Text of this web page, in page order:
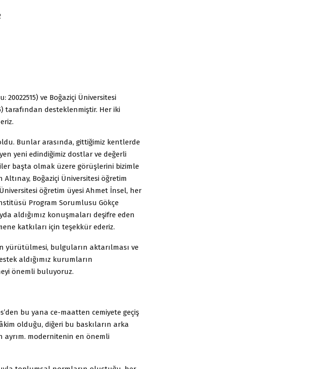
20022515) ve Boğaziçi Üniversitesi
tarafından desteklenmiştir. Her iki
Bunlar arasında, gittiğimiz kentlerde
yeni edindiğimiz dostlar ve değerli
başta olmak üzere görüşlerini bizimle
Boğaziçi Üniversitesi öğretim
öğretim üyesi Ahmet İnsel, her
Program Sorumlusu Gökçe
aldığımız konuşmaları deşifre eden
katkıları için teşekkür ederiz.
yürütülmesi, bulguların aktarılması ve
aldığımız kurumların
önemli buluyoruz.
bu yana ce-maatten cemiyete geçiş
olduğu, diğeri bu baskıların arka
modernitenin en önemli